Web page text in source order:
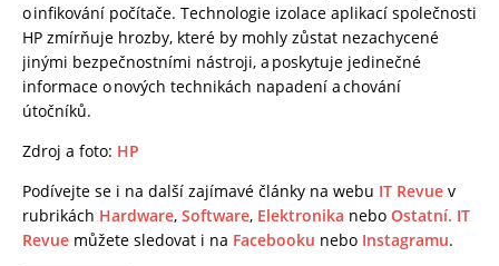
o infikování počítače. Technologie izolace aplikací společnosti
HP zmírňuje hrozby, které by mohly zůstat nezachycené
jinými bezpečnostními nástroji, a poskytuje jedinečné
informace o nových technikách napadení a chování
útočníků.
Zdroj a foto: HP
Podívejte se i na další zajímavé články na webu IT Revue v
rubrikách Hardware, Software, Elektronika nebo Ostatní. IT
Revue můžete sledovat i na Facebooku nebo Instagramu.